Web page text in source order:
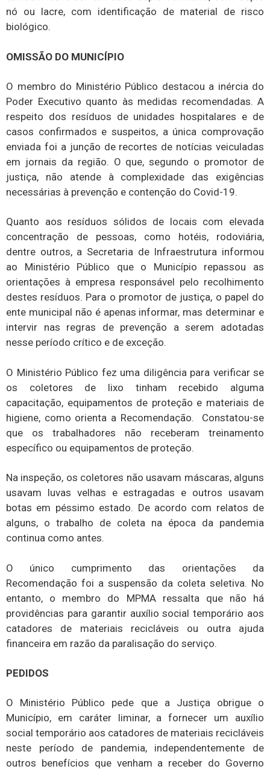
nó ou lacre, com identificação de material de risco
biológico.
OMISSÃO DO MUNICÍPIO
O membro do Ministério Público destacou a inércia do
Poder Executivo quanto às medidas recomendadas. A
respeito dos resíduos de unidades hospitalares e de
casos confirmados e suspeitos, a única comprovação
enviada foi a junção de recortes de notícias veiculadas
em jornais da região. O que, segundo o promotor de
justiça, não atende à complexidade das exigências
necessárias à prevenção e contenção do Covid-19.
Quanto aos resíduos sólidos de locais com elevada
concentração de pessoas, como hotéis, rodoviária,
dentre outros, a Secretaria de Infraestrutura informou
ao Ministério Público que o Município repassou as
orientações à empresa responsável pelo recolhimento
destes resíduos. Para o promotor de justiça, o papel do
ente municipal não é apenas informar, mas determinar e
intervir nas regras de prevenção a serem adotadas
nesse período crítico e de exceção.
O Ministério Público fez uma diligência para verificar se
os coletores de lixo tinham recebido alguma
capacitação, equipamentos de proteção e materiais de
higiene, como orienta a Recomendação. Constatou-se
que os trabalhadores não receberam treinamento
específico ou equipamentos de proteção.
Na inspeção, os coletores não usavam máscaras, alguns
usavam luvas velhas e estragadas e outros usavam
botas em péssimo estado. De acordo com relatos de
alguns, o trabalho de coleta na época da pandemia
continua como antes.
O único cumprimento das orientações da
Recomendação foi a suspensão da coleta seletiva. No
entanto, o membro do MPMA ressalta que não há
providências para garantir auxílio social temporário aos
catadores de materiais recicláveis ou outra ajuda
financeira em razão da paralisação do serviço.
PEDIDOS
O Ministério Público pede que a Justiça obrigue o
Município, em caráter liminar, a fornecer um auxílio
social temporário aos catadores de materiais recicláveis
neste período de pandemia, independentemente de
outros benefícios que venham a receber do Governo